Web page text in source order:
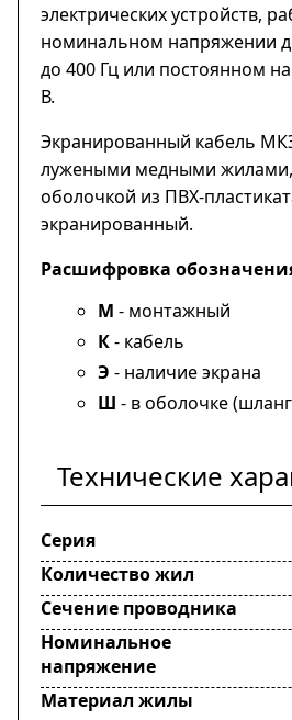
электрических устройств,
номинальном напряжении
до 400 Гц или постоянном
В.
Экранированный кабель
лужеными медными жилами,
оболочкой из ПВХ-
экранированный.
Расшифровка
М - монтажный
К- кабель
Э - наличие экрана
Ш - в оболочке
Технические
Серия
Количество жил
Сечение проводника
Номинальное
напряжение
Материал жилы